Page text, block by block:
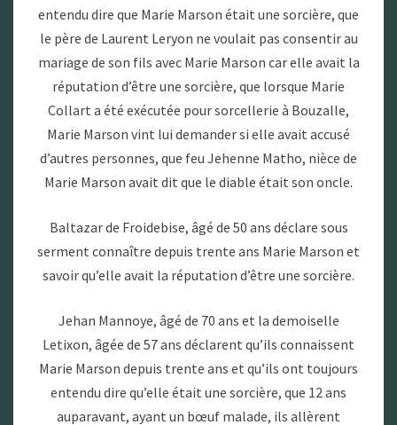
entendu dire que Marie Marson était une sorcière, que
le père de Laurent Leryon ne voulait pas consentir au
mariage de son fils avec Marie Marson car elle avait la
réputation d’être une sorcière, que lorsque Marie
Collart a été exécutée pour sorcellerie à Bouzalle,
Marie Marson vint lui demander si elle avait accusé
d’autres personnes, que feu Jehenne Matho, nièce de
Marie Marson avait dit que le diable était son oncle.
Baltazar de Froidebise, âgé de 50 ans déclare sous
serment connaître depuis trente ans Marie Marson et
savoir qu’elle avait la réputation d’être une sorcière.
Jehan Mannoye, âgé de 70 ans et la demoiselle
Letixon, âgée de 57 ans déclarent qu’ils connaissent
Marie Marson depuis trente ans et qu’ils ont toujours
entendu dire qu’elle était une sorcière, que 12 ans
auparavant, ayant un bœuf malade, ils allèrent